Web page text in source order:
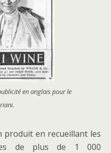
en anglais pour le
en recueillant les
de plus de 1 000